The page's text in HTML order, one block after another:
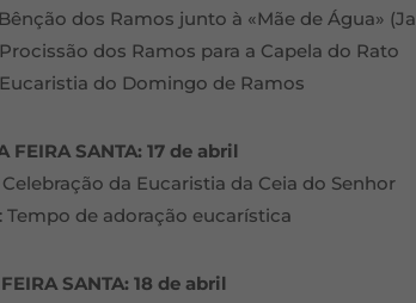
Bênção dos Ramos junto à «Mãe de Água»
dos Ramos para a Capela do Rato
do Domingo de Ramos
FEIRA SANTA: 17 de abril
Celebração da Eucaristia da Ceia do Senhor
Tempo de adoração eucarística
SANTA: 18 de abril